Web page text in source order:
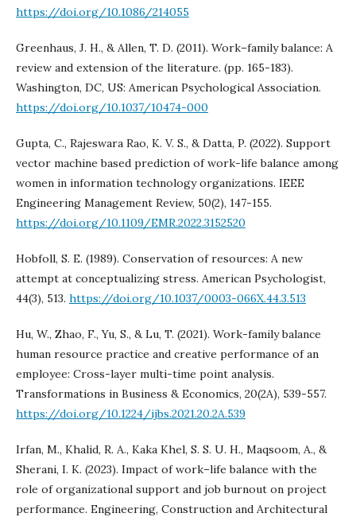
https://doi.org/10.1086/214055
Greenhaus, J. H., & Allen, T. D. (2011). Work–family balance: A
review and extension of the literature. (pp. 165-183).
Washington, DC, US: American Psychological Association.
https://doi.org/10.1037/10474-000
Gupta, C., Rajeswara Rao, K. V. S., & Datta, P. (2022). Support
vector machine based prediction of work-life balance among
women in information technology organizations. IEEE
Engineering Management Review, 50(2), 147-155.
https://doi.org/10.1109/EMR.2022.3152520
Hobfoll, S. E. (1989). Conservation of resources: A new
attempt at conceptualizing stress. American Psychologist,
44(3), 513. https://doi.org/10.1037/0003-066X.44.3.513
Hu, W., Zhao, F., Yu, S., & Lu, T. (2021). Work-family balance
human resource practice and creative performance of an
employee: Cross-layer multi-time point analysis.
Transformations in Business & Economics, 20(2A), 539-557.
https://doi.org/10.1224/ijbs.2021.20.2A.539
Irfan, M., Khalid, R. A., Kaka Khel, S. S. U. H., Maqsoom, A., &
Sherani, I. K. (2023). Impact of work–life balance with the
role of organizational support and job burnout on project
performance. Engineering, Construction and Architectural